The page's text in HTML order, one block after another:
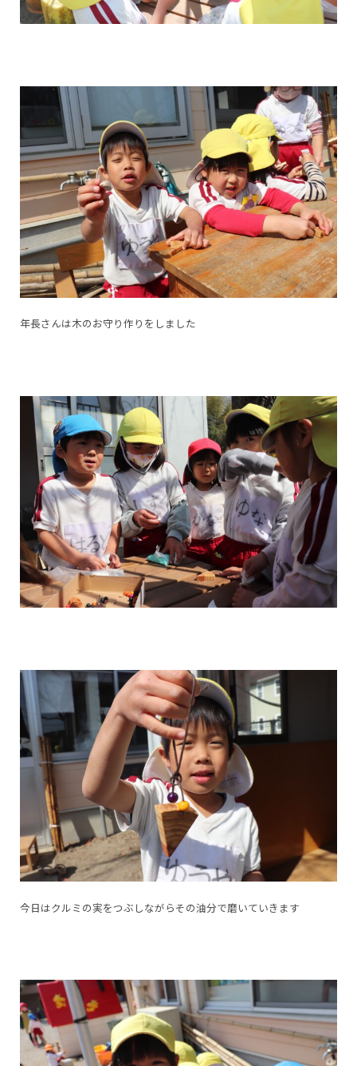
年長さんは木のお守り作りをしました
今日はクルミの実をつぶしながらその油分で磨いていきます